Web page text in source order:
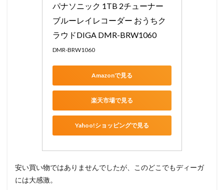
パナソニック 1TB 2チューナー
ブルーレイレコーダー おうちク
ラウドDIGA DMR-BRW1060
DMR-BRW1060
Amazonで見る
楽天市場で見る
Yahoo!ショッピングで見る
安い買い物ではありませんでしたが、このどこでもディーガ
には大感激。